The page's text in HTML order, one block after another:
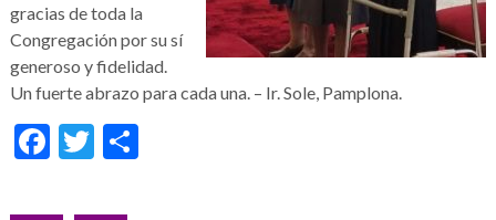
gracias de toda la
Congregación por su sí
generoso y fidelidad.
Un fuerte abrazo para cada una. – Ir. Sole, Pamplona.
Facebook
Twitter
Share